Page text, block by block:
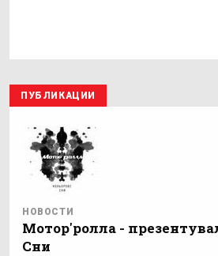
ПУБЛИКАЦИИ
НОВОСТИ
Мотор'ролла -
Сни